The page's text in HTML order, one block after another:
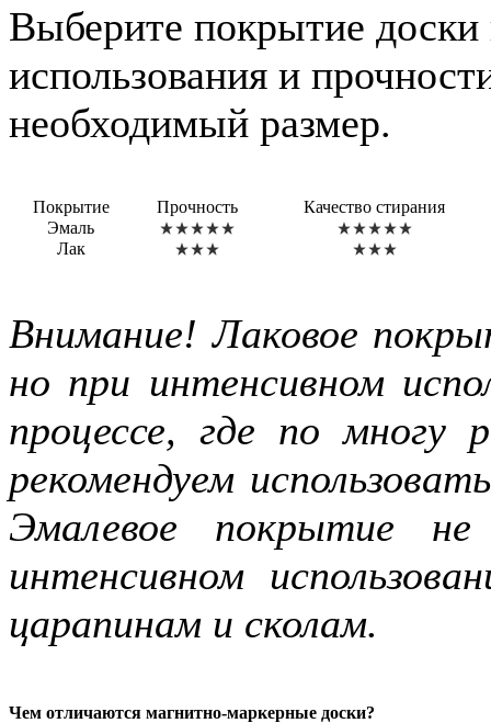
Выберите покрытие доски
использования и
необходимый размер.
Покрытие Прочность
Качество стирания
Эмаль
Лак
Внимание! Лаковое
но при интенсивном
процессе, где по
рекомендуем
Эмалевое покрытие
интенсивном
царапинам и сколам.
Чем отличаются магнитно-маркерные доски?